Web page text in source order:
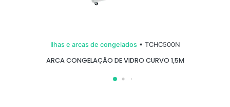
Ilhas e arcas de congelados• TCHC500N
ARCA CONGELAÇÃO DE VIDRO CURVO 1,5M